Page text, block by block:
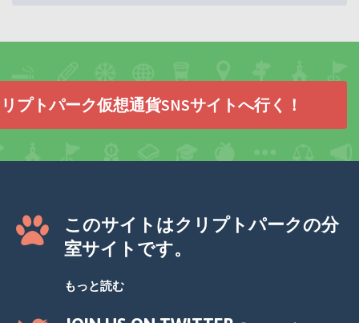
プトパーク仮想通貨SNSサイトへ行く！
このサイトはクリプトパークの分
室サイトです。
もっと読む